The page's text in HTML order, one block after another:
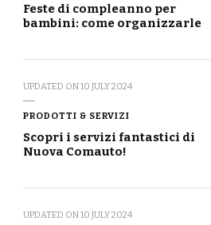
Feste di compleanno per
bambini: come organizzarle
UPDATED ON10 JULY 2024
PRODOTTI & SERVIZI
Scopri i servizi fantastici di
Nuova Comauto!
UPDATED ON10 JULY 2024